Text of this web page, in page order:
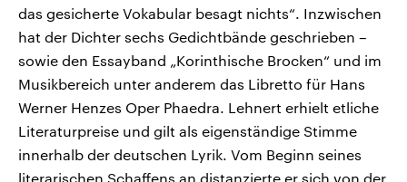
das gesicherte Vokabular besagt nichts“. Inzwischen
hat der Dichter sechs Gedichtbände geschrieben –
sowie den Essayband „Korinthische Brocken“ und im
Musikbereich unter anderem das Libretto für Hans
Werner Henzes Oper Phaedra. Lehnert erhielt etliche
Literaturpreise und gilt als eigenständige Stimme
innerhalb der deutschen Lyrik. Vom Beginn seines
literarischen Schaffens an distanzierte er sich von der